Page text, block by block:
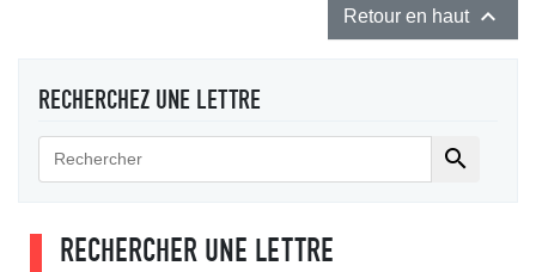
Retour en haut 
RECHERCHEZ UNE LETTRE

RECHERCHER UNE LETTRE